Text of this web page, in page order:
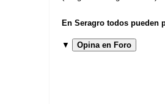
En Seragro todos pueden
▼ Opina en Foro